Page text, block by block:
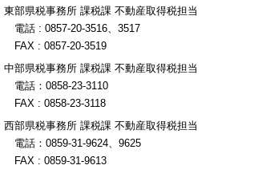
東部県税事務所 課税課 不動産取得税担当
電話 : 0857-20-3516、3517
FAX : 0857-20-3519
中部県税事務所 課税課 不動産取得税担当
電話：0858-23-3110
FAX : 0858-23-3118
西部県税事務所 課税課 不動産取得税担当
電話：0859-31-9624、9625
FAX : 0859-31-9613